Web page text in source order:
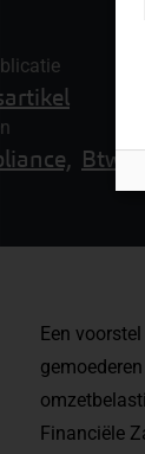
Btw-
Een
Financiële